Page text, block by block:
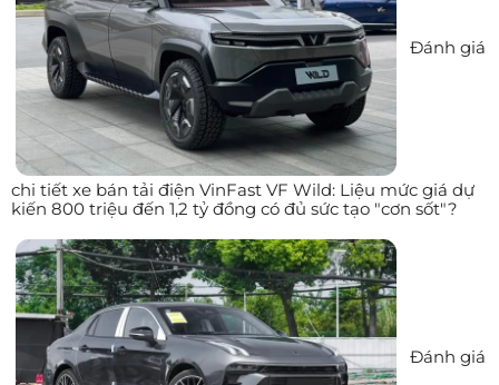
Đánh giá
chi tiết xe bán tải điện VinFast VF Wild: Liệu mức giá dự
kiến 800 triệu đến 1,2 tỷ đồng có đủ sức tạo "cơn sốt"?
Đánh giá